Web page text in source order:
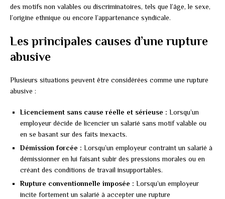
des motifs non valables ou discriminatoires, tels que l’âge, le sexe,
l’origine ethnique ou encore l’appartenance syndicale.
Les principales causes d’une rupture
abusive
Plusieurs situations peuvent être considérées comme une rupture
abusive :
Licenciement sans cause réelle et sérieuse : Lorsqu’un
employeur décide de licencier un salarié sans motif valable ou
en se basant sur des faits inexacts.
Démission forcée : Lorsqu’un employeur contraint un salarié à
démissionner en lui faisant subir des pressions morales ou en
créant des conditions de travail insupportables.
Rupture conventionnelle imposée : Lorsqu’un employeur
incite fortement un salarié à accepter une rupture